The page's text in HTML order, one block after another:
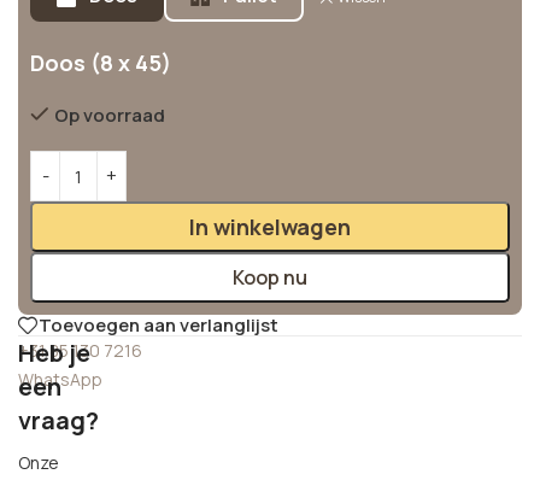
Doos (8 x 45)
Op voorraad
In winkelwagen
Koop nu
Toevoegen aan verlanglijst
+31 85 130 7216
WhatsApp
Heb je
een
vraag?
Onze